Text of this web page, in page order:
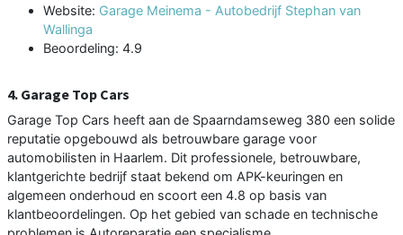
Website: Garage Meinema - Autobedrijf Stephan van
Wallinga
Beoordeling: 4.9
4. Garage Top Cars
Garage Top Cars heeft aan de Spaarndamseweg 380 een solide
reputatie opgebouwd als betrouwbare garage voor
automobilisten in Haarlem. Dit professionele, betrouwbare,
klantgerichte bedrijf staat bekend om APK-keuringen en
algemeen onderhoud en scoort een 4.8 op basis van
klantbeoordelingen. Op het gebied van schade en technische